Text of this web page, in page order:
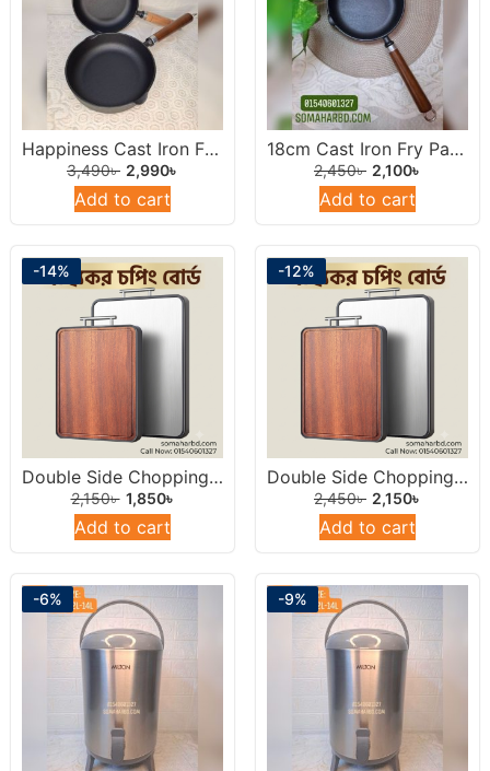
Happiness Cast Iron Frying Pan 22cm.
3,490৳ 2,990৳
Add to cart
18cm Cast Iron Fry Pan With Wooden Handel.
2,450৳ 2,100৳
Add to cart
-14%
Double Side Chopping Board 14inch (Stainless Steel & Natural Wood)
2,150৳ 1,850৳
Add to cart
-12%
Double Side Chopping Board 15inch ((Stainless Steel & Natural Wood)
2,450৳ 2,150৳
Add to cart
-6% -9%